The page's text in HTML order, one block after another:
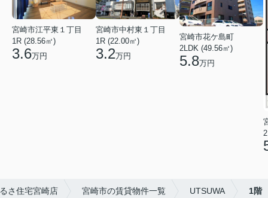
宮崎市江平東１丁目
1R (28.56㎡)
3.6万円
宮崎市中村東１丁目
1R (22.00㎡)
3.2万円
宮崎市花ケ島町
2LDK (49.56㎡)
5.8万円
さ住宅宮崎店 宮崎市の賃貸物件一覧 UTSUWA 1階